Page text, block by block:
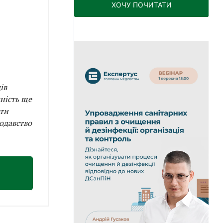
ще
ХОЧУ ПОЧИТАТИ